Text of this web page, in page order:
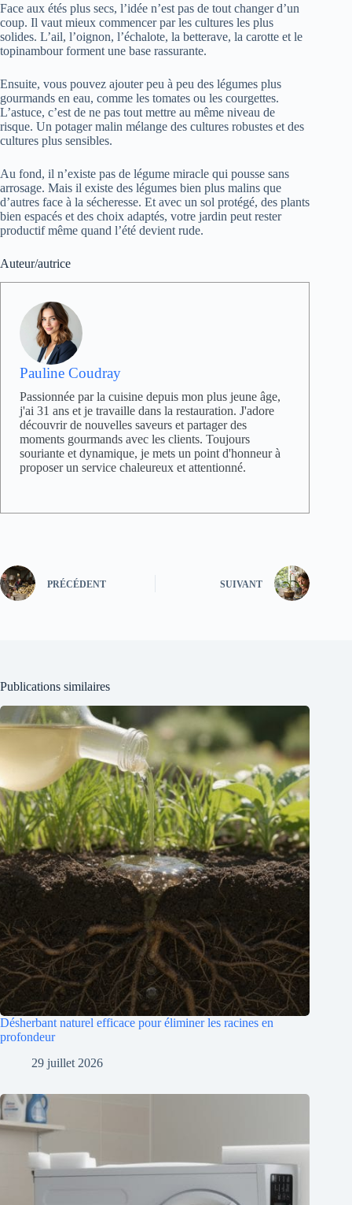
Face aux étés plus secs, l’idée n’est pas de tout changer d’un
coup. Il vaut mieux commencer par les cultures les plus
solides. L’ail, l’oignon, l’échalote, la betterave, la carotte et le
topinambour forment une base rassurante.
Ensuite, vous pouvez ajouter peu à peu des légumes plus
gourmands en eau, comme les tomates ou les courgettes.
L’astuce, c’est de ne pas tout mettre au même niveau de
risque. Un potager malin mélange des cultures robustes et des
cultures plus sensibles.
Au fond, il n’existe pas de légume miracle qui pousse sans
arrosage. Mais il existe des légumes bien plus malins que
d’autres face à la sécheresse. Et avec un sol protégé, des plants
bien espacés et des choix adaptés, votre jardin peut rester
productif même quand l’été devient rude.
Auteur/autrice
Pauline Coudray
Passionnée par la cuisine depuis mon plus jeune âge,
j'ai 31 ans et je travaille dans la restauration. J'adore
découvrir de nouvelles saveurs et partager des
moments gourmands avec les clients. Toujours
souriante et dynamique, je mets un point d'honneur à
proposer un service chaleureux et attentionné.
PRÉCÉDENT SUIVANT
Publications similaires
Désherbant naturel efficace pour éliminer les racines en
profondeur
29 juillet 2026